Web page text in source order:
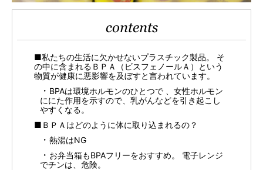
contents
■私たちの生活に欠かせないプラスチック製品。 そ
の中に含まれるＢＰＡ（ビスフェノールＡ）という
物質が健康に悪影響を及ぼすと言われています。
BPAは環境ホルモンのひとつで 、女性ホルモン
ににた作用を示すので、乳がんなどを引き起こし
やすくなる。
■ＢＰＡはどのように体に取り込まれるの？
熱湯はNG
お弁当箱もBPAフリーをおすすめ。 電子レンジ
でチンは、危険。